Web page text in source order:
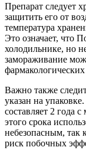
Препарат следует
защитить его от
температура
Это означает, что
холодильнике, но
замораживание
фармакологических
Важно также
указан на
составляет 2 года
этого срока
небезопасным, так
риск побочных